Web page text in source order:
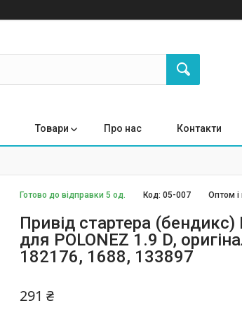
Товари Про нас Контакти
Готово до відправки 5 од. Оптом і
Код:05-007
Привід стартера
для POLONEZ 1.9 D,
182176, 1688, 133897
291 ₴